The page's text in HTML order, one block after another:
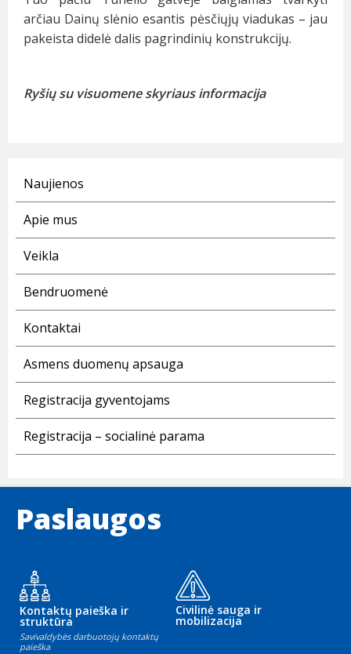
arčiau Dainų slėnio esantis pėsčiųjų viadukas – jau
pakeista didelė dalis pagrindinių konstrukcijų.
Ryšių su visuomene skyriaus informacija
Naujienos
Apie mus
Veikla
Bendruomenė
Kontaktai
Asmens duomenų apsauga
Registracija gyventojams
Registracija – socialinė parama
Paslaugos
Kontaktų paieška ir
struktūra
Savivaldybės darbuotojų kontaktų
paieška
Civilinė sauga ir
mobilizacija